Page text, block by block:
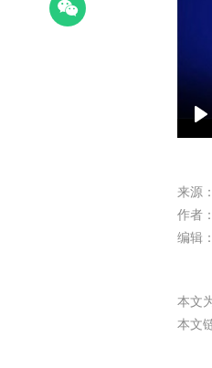
来源
作者
编辑
本文
本文